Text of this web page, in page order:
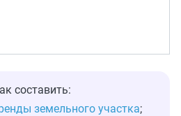
составить:
земельного участка;